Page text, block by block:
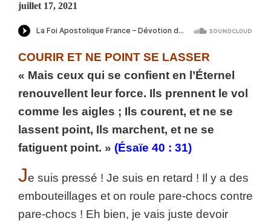
juillet 17, 2021
COURIR ET NE POINT SE LASSER
« Mais ceux qui se confient en l’Éternel
renouvellent leur force. Ils prennent le vol
comme les aigles ; Ils courent, et ne se
lassent point, Ils marchent, et ne se
fatiguent point. » (Ésaïe 40 : 31)
Je suis pressé ! Je suis en retard ! Il y a des
embouteillages et on roule pare-chocs contre
pare-chocs ! Eh bien, je vais juste devoir